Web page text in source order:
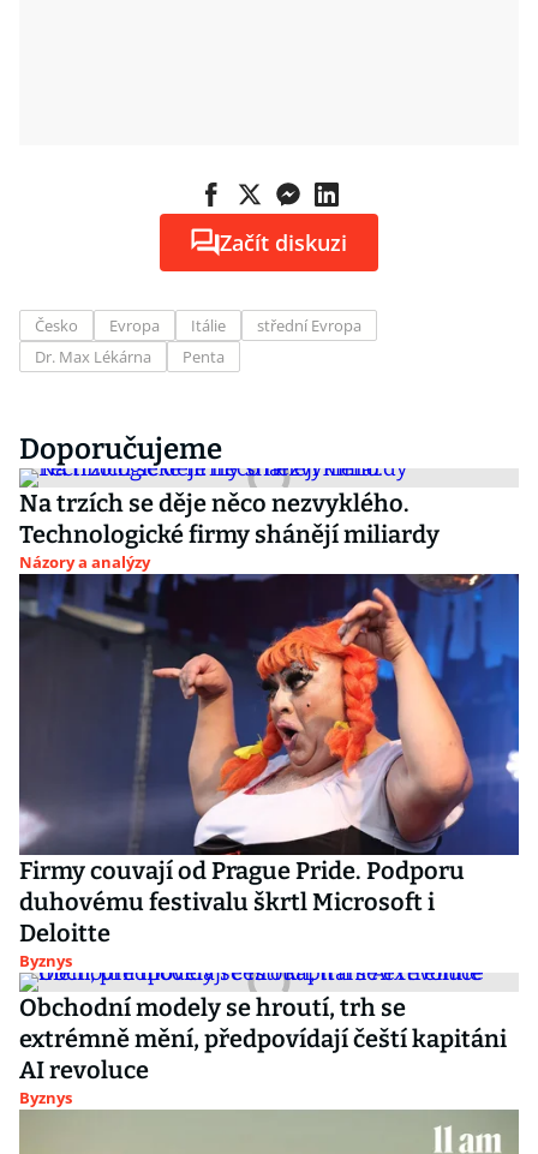
Začít diskuzi
Česko Evropa Itálie
střední Evropa
Dr. Max Lékárna
Penta
Doporučujeme
Na trzích se děje něco nezvyklého.
Technologické firmy shánějí miliardy
Názory a analýzy
Firmy couvají od Prague Pride. Podporu
duhovému festivalu škrtl Microsoft i
Deloitte
Byznys
Obchodní modely se hroutí, trh se
extrémně mění, předpovídají čeští kapitáni
AI revoluce
Byznys